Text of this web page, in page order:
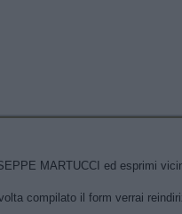
MARTUCCI ed esprimi
compilato il form verrai